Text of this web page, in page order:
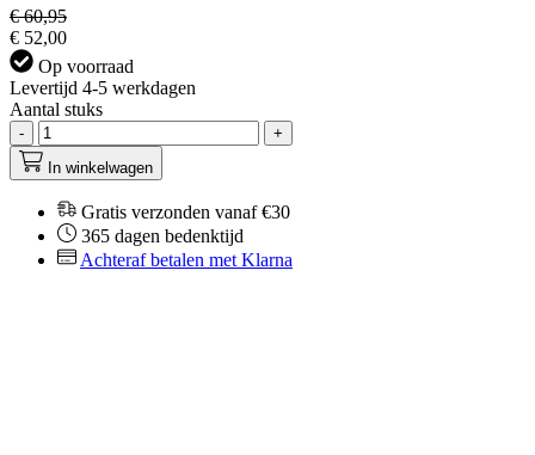
€ 60,95
€ 52,00
Op voorraad
Levertijd 4-5 werkdagen
Aantal stuks
-
+
In winkelwagen
Gratis verzonden vanaf €30
365 dagen bedenktijd
Achteraf betalen met Klarna